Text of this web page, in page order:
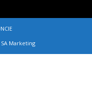
SA Marketing